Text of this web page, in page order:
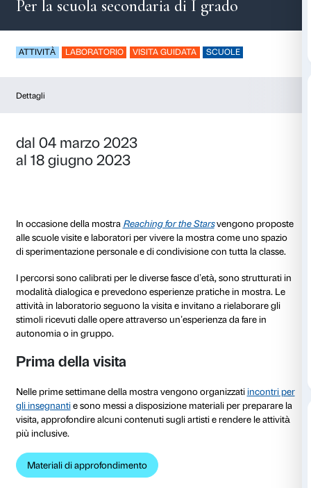
Per la scuola secondaria di I
Dettagli
dal 04 marzo 2023
al 18 giugno 2023
In occasione della mostraReaching for the Stars
alle scuole visite e laboratori per vivere la mostra
di sperimentazione personale e di condivisione con
I percorsi sono calibrati per le diverse fasce d’età,